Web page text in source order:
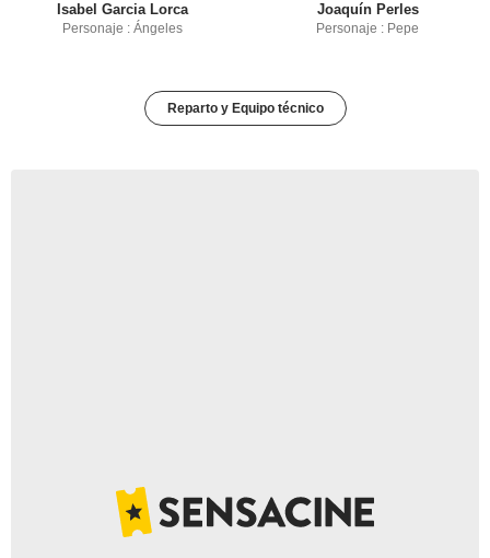
Isabel Garcia Lorca
Personaje : Ángeles
Joaquín Perles
Personaje : Pepe
Reparto y Equipo técnico